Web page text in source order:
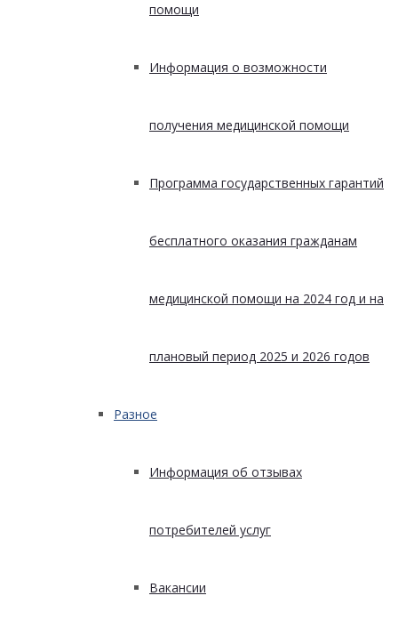
помощи
Информация о возможности
получения медицинской помощи
Программа государственных гарантий
бесплатного оказания гражданам
медицинской помощи на 2024 год и на
плановый период 2025 и 2026 годов
Разное
Информация об отзывах
потребителей услуг
Вакансии